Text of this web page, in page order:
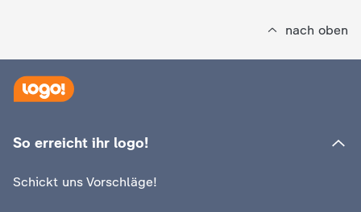
nach oben
So erreicht ihr logo!
Schickt uns Vorschläge!